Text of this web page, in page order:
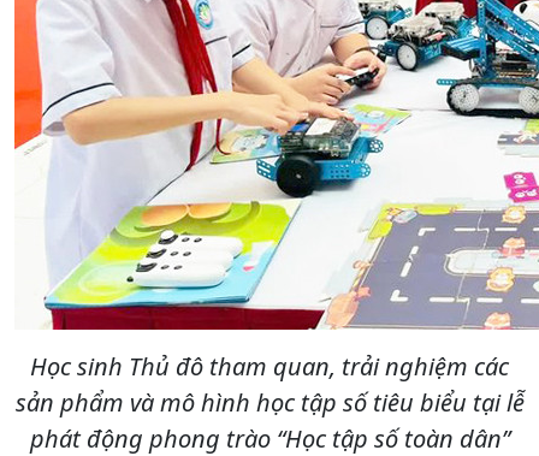
Học sinh Thủ đô tham quan, trải nghiệm các
sản phẩm và mô hình học tập số tiêu biểu tại lễ
phát động phong trào “Học tập số toàn dân”